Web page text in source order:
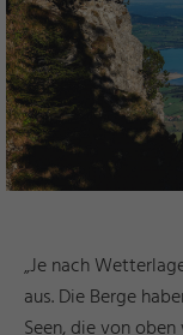
„Je nach
aus. Die Berge